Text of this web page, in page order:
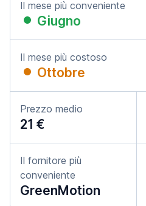
Il mese più conveniente
Giugno
Il mese più costoso
Ottobre
Prezzo medio
21 €
Il fornitore più
conveniente
GreenMotion